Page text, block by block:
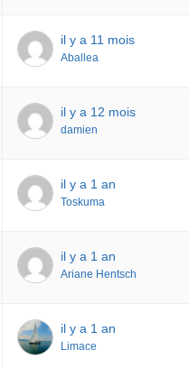
il y a 11 mois
Aballea
il y a 12 mois
damien
il y a 1 an
Toskuma
il y a 1 an
Ariane Hentsch
il y a 1 an
Limace